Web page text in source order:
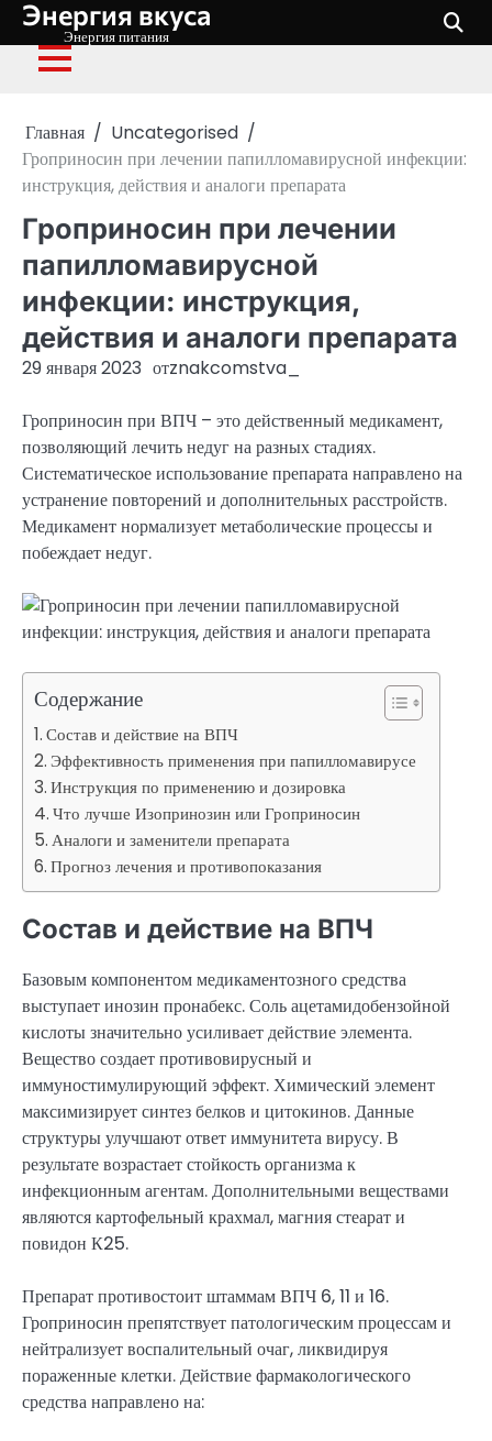
Перейти
содержимому
Энергия вкуса
Энергия питания
Главная
Uncategorised
Гроприносин при лечении папилломавирусной инфекции:
инструкция, действия и аналоги препарата
Гроприносин при лечении
папилломавирусной
инфекции: инструкция,
действия и аналоги препарата
29 января 2023 отznakcomstva_
Гроприносин при ВПЧ – это действенный медикамент,
позволяющий лечить недуг на разных стадиях.
Систематическое использование препарата направлено на
устранение повторений и дополнительных расстройств.
Медикамент нормализует метаболические процессы и
побеждает недуг.
Содержание
Состав и действие на ВПЧ
Эффективность применения при папилломавирусе
Инструкция по применению и дозировка
Что лучше Изопринозин или Гроприносин
Аналоги и заменители препарата
Прогноз лечения и противопоказания
Состав и действие на ВПЧ
Базовым компонентом медикаментозного средства
выступает инозин пронабекс. Соль ацетамидобензойной
кислоты значительно усиливает действие элемента.
Вещество создает противовирусный и
иммуностимулирующий эффект. Химический элемент
максимизирует синтез белков и цитокинов. Данные
структуры улучшают ответ иммунитета вирусу. В
результате возрастает стойкость организма к
инфекционным агентам. Дополнительными веществами
являются картофельный крахмал, магния стеарат и
повидон К25.
Препарат противостоит штаммам ВПЧ 6, 11 и 16.
Гроприносин препятствует патологическим процессам и
нейтрализует воспалительный очаг, ликвидируя
пораженные клетки. Действие фармакологического
средства направлено на: